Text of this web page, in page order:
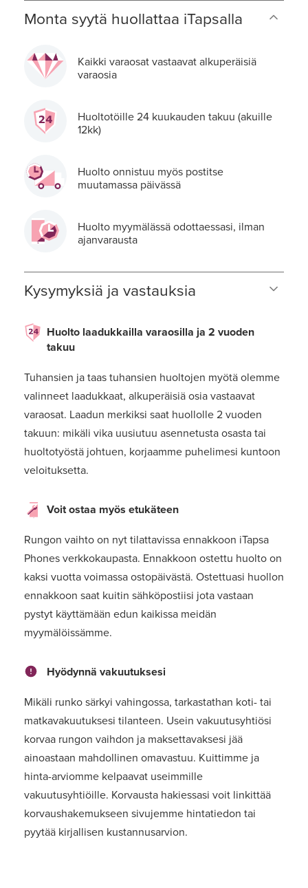
Monta syytä huollattaa iTapsalla
Kaikki varaosat vastaavat alkuperäisiä
varaosia
Huoltotöille 24 kuukauden takuu (akuille
12kk)
Huolto onnistuu myös postitse
muutamassa päivässä
Huolto myymälässä odottaessasi, ilman
ajanvarausta
Kysymyksiä ja vastauksia
Huolto laadukkailla varaosilla ja 2 vuoden
takuu
Tuhansien ja taas tuhansien huoltojen myötä olemme
valinneet laadukkaat, alkuperäisiä osia vastaavat
varaosat. Laadun merkiksi saat huollolle 2 vuoden
takuun: mikäli vika uusiutuu asennetusta osasta tai
huoltotyöstä johtuen, korjaamme puhelimesi kuntoon
veloituksetta.
Voit ostaa myös etukäteen
Rungon vaihto on nyt tilattavissa ennakkoon iTapsa
Phones verkkokaupasta. Ennakkoon ostettu huolto on
kaksi vuotta voimassa ostopäivästä. Ostettuasi huollon
ennakkoon saat kuitin sähköpostiisi jota vastaan
pystyt käyttämään edun kaikissa meidän
myymälöissämme.
Hyödynnä vakuutuksesi
Mikäli runko särkyi vahingossa, tarkastathan koti- tai
matkavakuutuksesi tilanteen. Usein vakuutusyhtiösi
korvaa rungon vaihdon ja maksettavaksesi jää
ainoastaan mahdollinen omavastuu. Kuittimme ja
hinta-arviomme kelpaavat useimmille
vakuutusyhtiöille. Korvausta hakiessasi voit linkittää
korvaushakemukseen sivujemme hintatiedon tai
pyytää kirjallisen kustannusarvion.